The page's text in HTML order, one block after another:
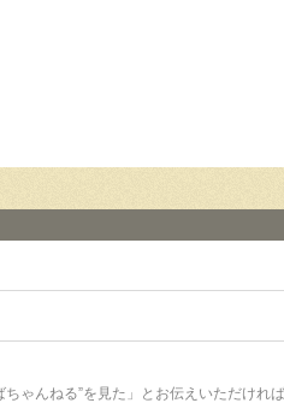
ゃんねる”を見た」とお伝えいただければ